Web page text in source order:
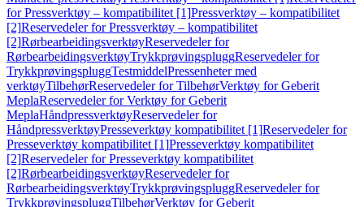
for Pressverktøy – kompatibilitet [1]Pressverktøy – kompatibilitet
[2]Reservedeler for Pressverktøy – kompatibilitet
[2]RørbearbeidingsverktøyReservedeler for
RørbearbeidingsverktøyTrykkprøvingspluggReservedeler for
TrykkprøvingspluggTestmiddelPressenheter med
verktøyTilbehørReservedeler for TilbehørVerktøy for Geberit
MeplaReservedeler for Verktøy for Geberit
MeplaHåndpressverktøyReservedeler for
HåndpressverktøyPresseverktøy kompatibilitet [1]Reservedeler for
Presseverktøy kompatibilitet [1]Presseverktøy kompatibilitet
[2]Reservedeler for Presseverktøy kompatibilitet
[2]RørbearbeidingsverktøyReservedeler for
RørbearbeidingsverktøyTrykkprøvingspluggReservedeler for
TrykkprøvingspluggTilbehørVerktøy for Geberit